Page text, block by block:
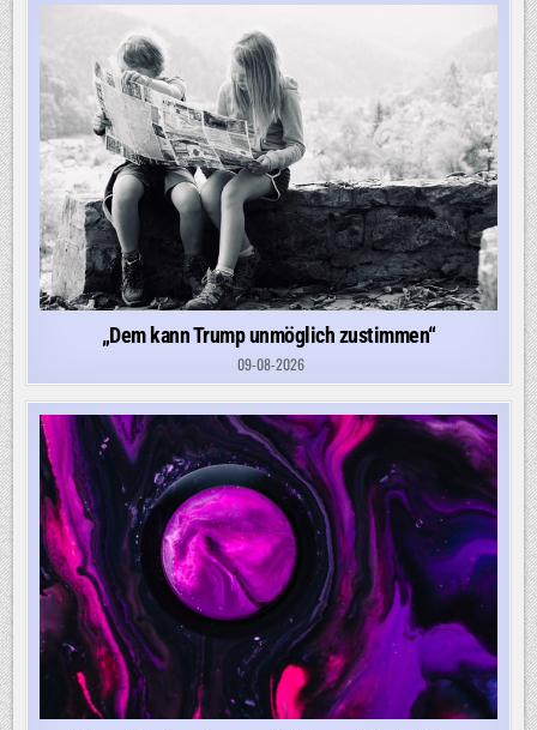
„Dem kann Trump unmöglich zustimmen“
09-08-2026